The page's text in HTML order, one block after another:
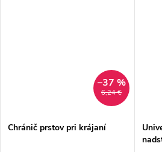
6,24 €
–37 %
Chránič prstov pri krájaní